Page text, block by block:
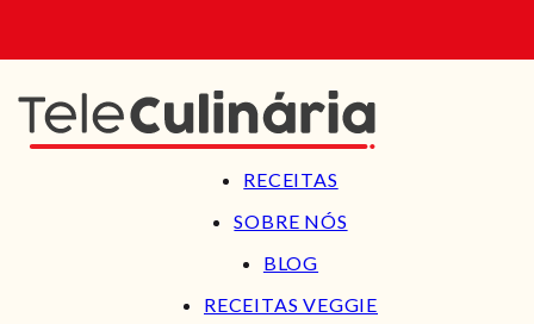
RECEITAS
SOBRE NÓS
BLOG
RECEITAS VEGGIE